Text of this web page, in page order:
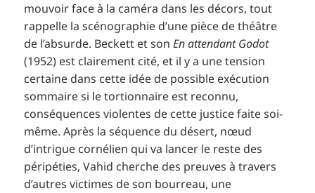
mouvoir face à la caméra dans les décors, tout
rappelle la scénographie d’une pièce de théâtre
de l’absurde. Beckett et sonEn attendant Godot
(1952) est clairement cité, et il y a une tension
certaine dans cette idée de possible exécution
sommaire si le tortionnaire est reconnu,
conséquences violentes de cette justice faite soi-
même. Après la séquence du désert, nœud
d’intrigue cornélien qui va lancer le reste des
péripéties, Vahid cherche des preuves à travers
d’autres victimes de son bourreau, une